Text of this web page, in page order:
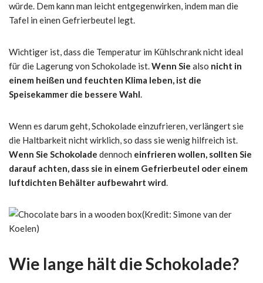
würde. Dem kann man leicht entgegenwirken, indem man die
Tafel in einen Gefrierbeutel legt.
Wichtiger ist, dass die Temperatur im Kühlschrank nicht ideal
für die Lagerung von Schokolade ist.Wenn Sie also nicht in
einem heißen und feuchten Klima leben, ist die
Speisekammer die bessere Wahl.
Wenn es darum geht, Schokolade einzufrieren, verlängert sie
die Haltbarkeit nicht wirklich, so dass sie wenig hilfreich ist.
Wenn Sie Schokolade dennoch einfrieren wollen, sollten Sie
darauf achten, dass sie in einem Gefrierbeutel oder einem
luftdichten Behälter aufbewahrt wird.
(Kredit: Simone van der
Koelen)
Wie lange hält die Schokolade?